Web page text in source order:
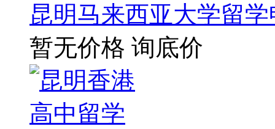
昆明马来西亚大学留
暂无价格 询底价